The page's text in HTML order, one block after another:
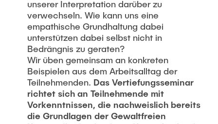
unserer Interpretation darüber zu
verwechseln. Wie kann uns eine
empathische Grundhaltung dabei
unterstützen dabei selbst nicht in
Bedrängnis zu geraten?
Wir üben gemeinsam an konkreten
Beispielen aus dem Arbeitsalltag der
Teilnehmenden. Das Vertiefungsseminar
richtet sich an Teilnehmende mit
Vorkenntnissen, die nachweislich bereits
die Grundlagen der Gewaltfreien